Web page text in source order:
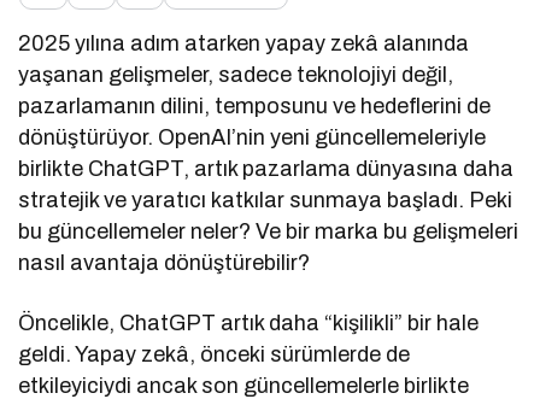
2025 yılına adım atarken yapay zekâ alanında
yaşanan gelişmeler, sadece teknolojiyi değil,
pazarlamanın dilini, temposunu ve hedeflerini de
dönüştürüyor. OpenAI’nin yeni güncellemeleriyle
birlikte ChatGPT, artık pazarlama dünyasına daha
stratejik ve yaratıcı katkılar sunmaya başladı. Peki
bu güncellemeler neler? Ve bir marka bu gelişmeleri
nasıl avantaja dönüştürebilir?
Öncelikle, ChatGPT artık daha “kişilikli” bir hale
geldi. Yapay zekâ, önceki sürümlerde de
etkileyiciydi ancak son güncellemelerle birlikte